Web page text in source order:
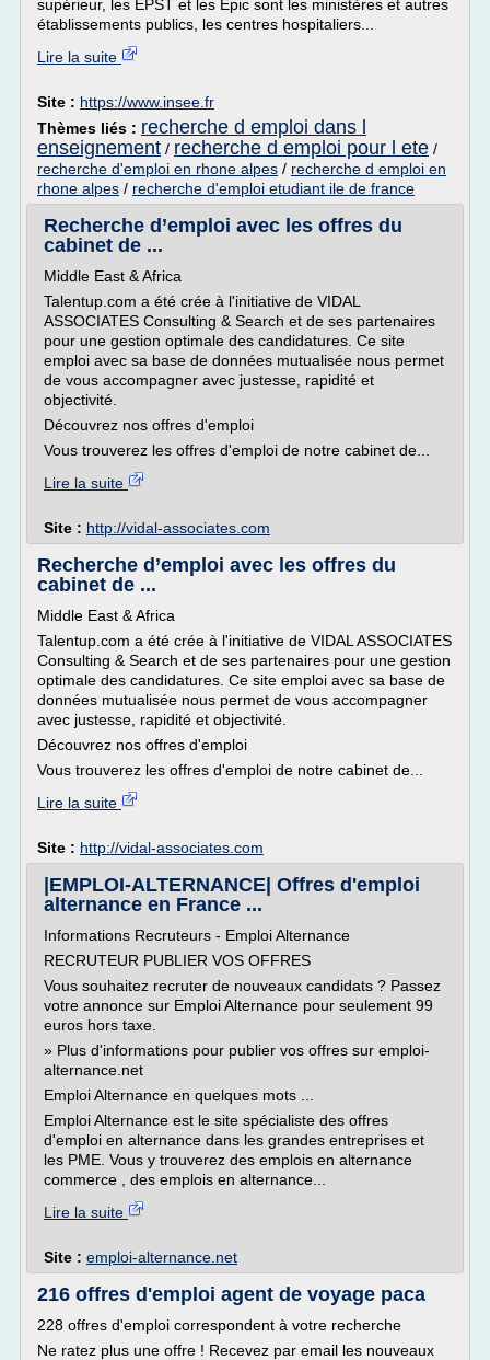
supérieur, les EPST et les Épic sont les ministères et autres
établissements publics, les centres hospitaliers...
Lire la suite
Site : https://www.insee.fr
Thèmes liés : recherche d emploi dans l
enseignement / recherche d emploi pour l ete /
recherche d'emploi en rhone alpes / recherche d emploi en
rhone alpes / recherche d'emploi etudiant ile de france
Recherche d’emploi avec les offres du
cabinet de ...
Middle East & Africa
Talentup.com a été crée à l'initiative de VIDAL
ASSOCIATES Consulting & Search et de ses partenaires
pour une gestion optimale des candidatures. Ce site
emploi avec sa base de données mutualisée nous permet
de vous accompagner avec justesse, rapidité et
objectivité.
Découvrez nos offres d'emploi
Vous trouverez les offres d'emploi de notre cabinet de...
Lire la suite
Site : http://vidal-associates.com
Recherche d’emploi avec les offres du
cabinet de ...
Middle East & Africa
Talentup.com a été crée à l'initiative de VIDAL ASSOCIATES
Consulting & Search et de ses partenaires pour une gestion
optimale des candidatures. Ce site emploi avec sa base de
données mutualisée nous permet de vous accompagner
avec justesse, rapidité et objectivité.
Découvrez nos offres d'emploi
Vous trouverez les offres d'emploi de notre cabinet de...
Lire la suite
Site : http://vidal-associates.com
|EMPLOI-ALTERNANCE| Offres d'emploi
alternance en France ...
Informations Recruteurs - Emploi Alternance
RECRUTEUR PUBLIER VOS OFFRES
Vous souhaitez recruter de nouveaux candidats ? Passez
votre annonce sur Emploi Alternance pour seulement 99
euros hors taxe.
» Plus d'informations pour publier vos offres sur emploi-
alternance.net
Emploi Alternance en quelques mots ...
Emploi Alternance est le site spécialiste des offres
d'emploi en alternance dans les grandes entreprises et
les PME. Vous y trouverez des emplois en alternance
commerce , des emplois en alternance...
Lire la suite
Site : emploi-alternance.net
216 offres d'emploi agent de voyage paca
228 offres d'emploi correspondent à votre recherche
Ne ratez plus une offre ! Recevez par email les nouveaux